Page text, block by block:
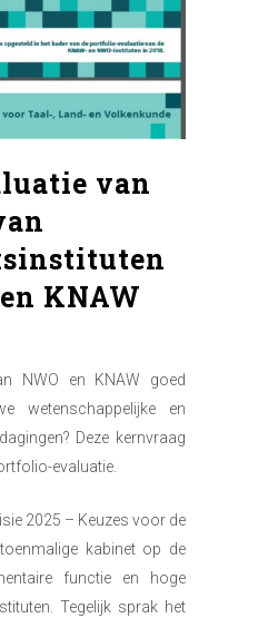
van
KNAW
NWO en KNAW goed
wetenschappelijke en
Deze kernvraag
evaluatie.
2025 – Keuzes voor de
kabinet op de
functie en hoge
Tegelijk sprak het